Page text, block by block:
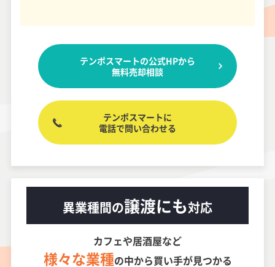
テンポスマートの公式HPから
無料売却相談
テンポスマートに
電話で問い合わせる
異業種間の譲渡にも対応
カフェや居酒屋など
様々な業種の中から買い手が見つかる